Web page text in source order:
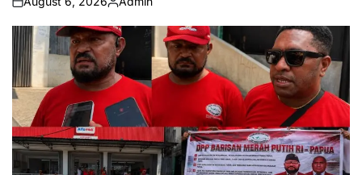
on
Posted
by